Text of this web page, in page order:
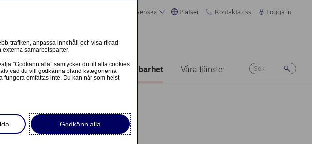
Svenska Platser Kontakta oss Logga in
Nyheter & insikter Karriär Hållbarhet Våra tjänster
trafiken, anpassa innehåll och visa riktad
samarbetsparter.
”Godkänn alla” samtycker du till alla cookies
vad du vill godkänna bland kategorierna
fungera omfattas inte. Du kan när som helst
Godkänn alla